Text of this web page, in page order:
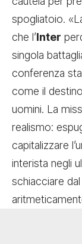
spogliatoio.
che l’Inter
singola
conferenza
come il
uomini. La
realismo:
capitalizzare
interista negli
schiacciare